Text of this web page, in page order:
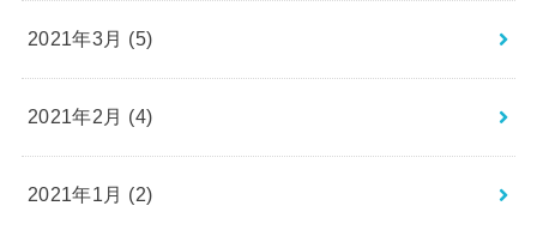
2021年3月 (5)
2021年2月 (4)
2021年1月 (2)